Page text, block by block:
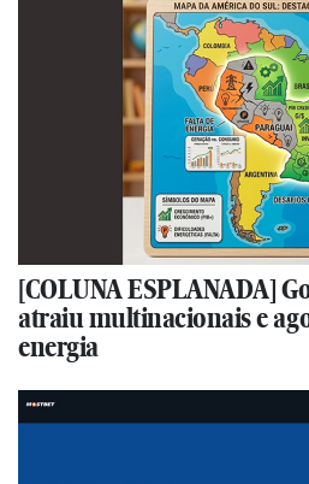
[COLUNA ESPLANADA]
atraiu multinacionais e
energia